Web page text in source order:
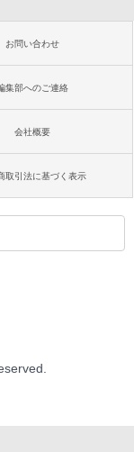
お問い合わせ
集部へのご連絡
会社概要
取引法に基づく表示